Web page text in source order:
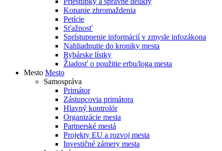
Konanie zhromaždenia
Petície
Sťažnosť
Sprístupnenie informácií v zmysle infozákona
Nahliadnutie do kroniky mesta
Rybárske lístky
Žiadosť o použitie erbu/loga mesta
Mesto Mesto
Samospráva
Primátor
Zástupcovia primátora
Hlavný kontrolór
Organizácie mesta
Partnerské mestá
Projekty EU a rozvoj mesta
Investičné zámery mesta